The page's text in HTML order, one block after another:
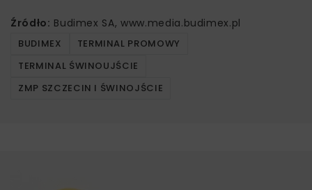
Źródło: Budimex SA, www.media.budimex.pl
BUDIMEX
TERMINAL PROMOWY
TERMINAL ŚWINOUJŚCIE
ZMP SZCZECIN I ŚWINOJŚCIE